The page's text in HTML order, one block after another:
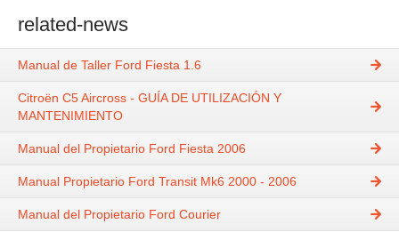
related-news
Manual de Taller Ford Fiesta 1.6
Citroën C5 Aircross - GUÍA DE UTILIZACIÓN Y
MANTENIMIENTO
Manual del Propietario Ford Fiesta 2006
Manual Propietario Ford Transit Mk6 2000 - 2006
Manual del Propietario Ford Courier